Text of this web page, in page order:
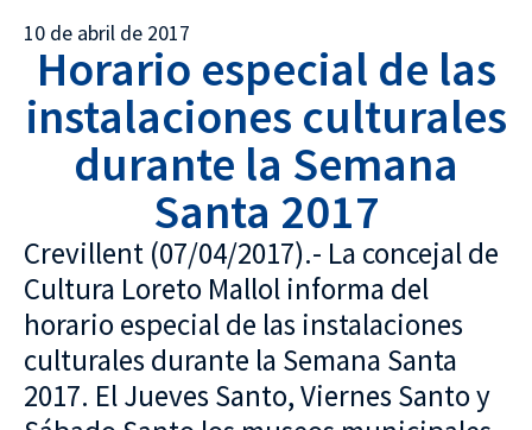
10 de abril de 2017
Horario especial de las
instalaciones culturales
durante la Semana
Santa 2017
Crevillent (07/04/2017).- La concejal de
Cultura Loreto Mallol informa del
horario especial de las instalaciones
culturales durante la Semana Santa
2017. El Jueves Santo, Viernes Santo y